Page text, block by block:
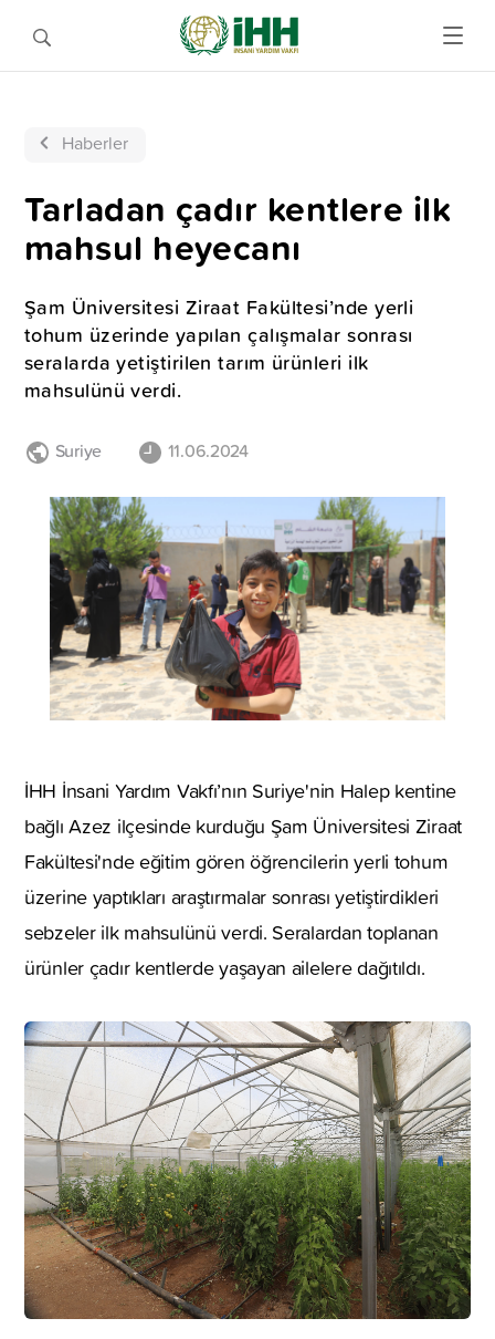
Haberler
Tarladan çadır kentlere ilk
mahsul heyecanı
Şam Üniversitesi Ziraat Fakültesi’nde yerli
tohum üzerinde yapılan çalışmalar sonrası
seralarda yetiştirilen tarım ürünleri ilk
mahsulünü verdi.
Suriye 11.06.2024
İHH İnsani Yardım Vakfı’nın Suriye'nin Halep kentine
bağlı Azez ilçesinde kurduğu Şam Üniversitesi Ziraat
Fakültesi'nde eğitim gören öğrencilerin yerli tohum
üzerine yaptıkları araştırmalar sonrası yetiştirdikleri
sebzeler ilk mahsulünü verdi. Seralardan toplanan
ürünler çadır kentlerde yaşayan ailelere dağıtıldı.